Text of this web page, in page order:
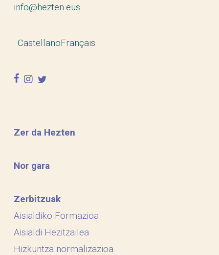
info@hezten.eus
CastellanoFrançais
facebook
instagram
twitter
Zer da Hezten
Nor gara
Zerbitzuak
Aisialdiko Formazioa
Aisialdi Hezitzailea
Hizkuntza normalizazioa